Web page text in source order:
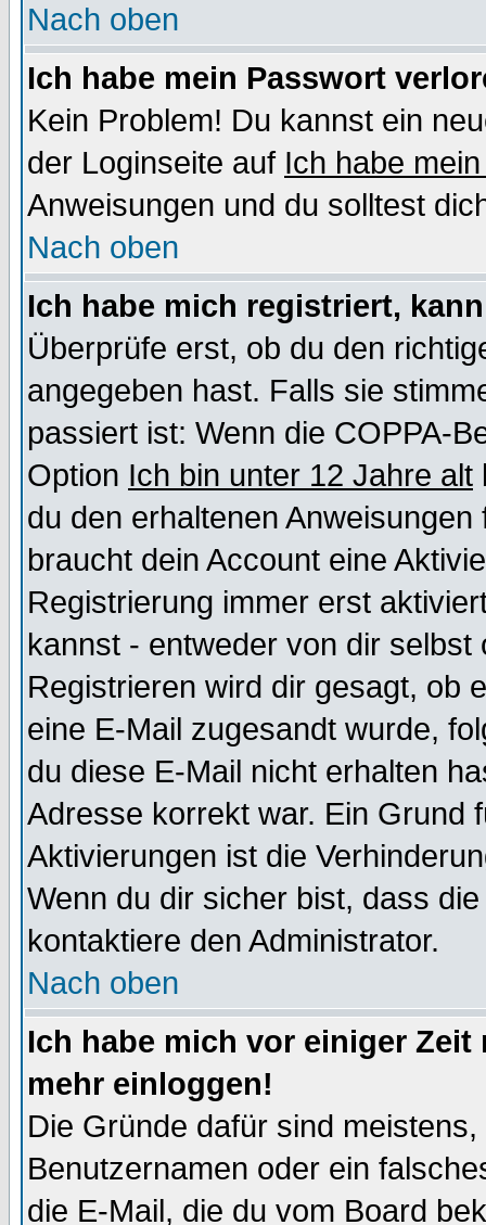
Nach oben
Ich habe mein Passwort
Kein Problem! Du kannst ein
der Loginseite auf Ich habe
Anweisungen und du solltest
Nach oben
Ich habe mich registriert,
Überprüfe erst, ob du den
angegeben hast. Falls sie
passiert ist: Wenn die COPPA-
Option Ich bin unter 12 Jahre alt
du den erhaltenen
braucht dein Account eine
Registrierung immer erst
kannst - entweder von dir selbst
Registrieren wird dir gesagt, ob
eine E-Mail zugesandt wurde,
du diese E-Mail nicht erhalten
Adresse korrekt war. Ein Grund
Aktivierungen ist die
Wenn du dir sicher bist, dass
kontaktiere den Administrator.
Nach oben
Ich habe mich vor einiger
mehr einloggen!
Die Gründe dafür sind
Benutzernamen oder ein
die E-Mail, die du vom Board